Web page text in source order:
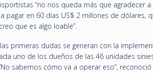
“no nos queda más que agradecer
pagar en 60 días US$ 2 millones de dólares,
que es algo loable”.
primeras dudas se generan con la
uno de los dueños de las 46 unidades
sabemos cómo va a operar eso”,